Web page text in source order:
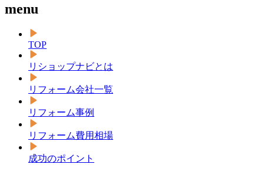
menu
TOP
リショップナビとは
リフォーム会社一覧
リフォーム事例
リフォーム費用相場
成功のポイント